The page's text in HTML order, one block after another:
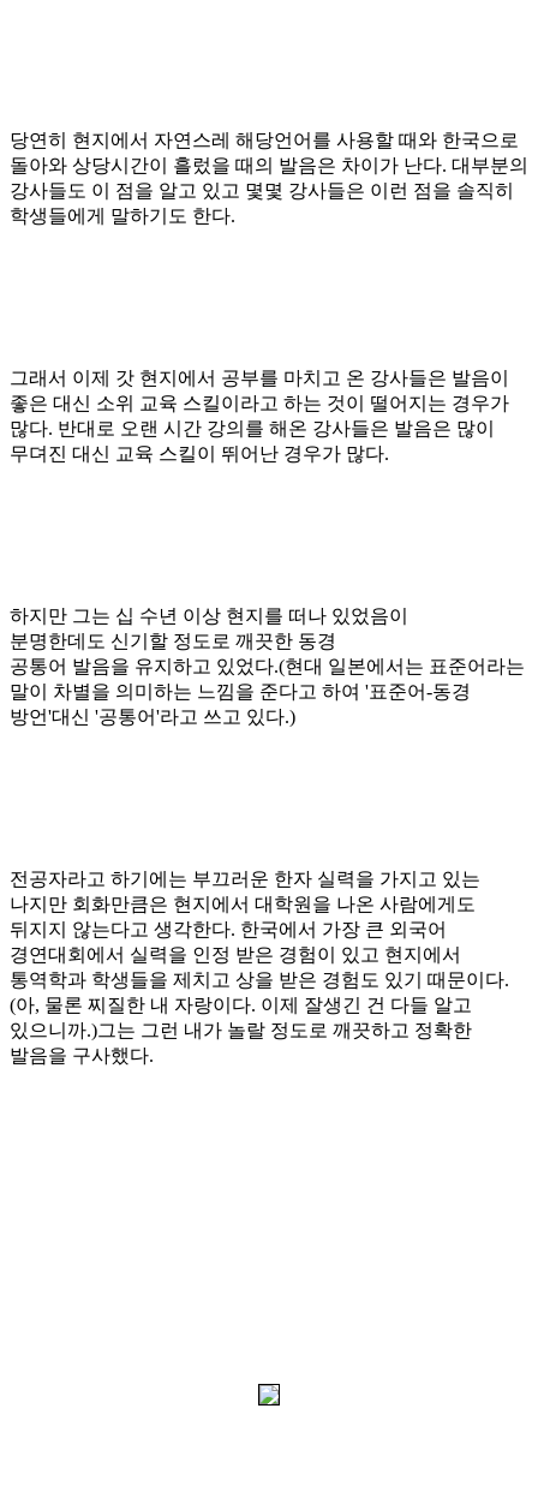
당연히 현지에서 자연스레 해당언어를 사용할 때와 한국으로
돌아와 상당시간이 흘렀을 때의 발음은 차이가 난다. 대부분의
강사들도 이 점을 알고 있고 몇몇 강사들은 이런 점을 솔직히
학생들에게 말하기도 한다.
그래서 이제 갓 현지에서 공부를 마치고 온 강사들은 발음이
좋은 대신 소위 교육 스킬이라고 하는 것이
떨어지는 경우가
많다. 반대로 오랜 시간 강의를 해온 강사들은 발음은 많이
무뎌진 대신 교육 스킬이 뛰어난 경우가 많다.
하지만 그는 십 수년 이상 현지를 떠나 있었음이
분명한데도 신기할 정도로 깨끗한 동경
공통어 발음을 유지하고 있었다.(현대 일본에서는 표준어라는
말이 차별을 의미하는 느낌을 준다고 하여 '표준어-동경
방언'대신 '공통어'라고 쓰고 있다.)
전공자라고 하기에는 부끄러운 한자 실력을 가지고 있는
나지만 회화만큼은 현지에서 대학원을 나온 사람에게도
뒤지지 않는다고 생각한다. 한국에서 가장 큰 외국어
경연대회에서 실력을 인정 받은 경험이 있고 현지에서
통역학과 학생들을 제치고 상을 받은 경험도 있기 때문이다.
(아, 물론 찌질한 내 자랑이다. 이제 잘생긴 건 다들 알고
있으니까.)그는 그런 내가 놀랄 정도로 깨끗하고 정확한
발음을 구사했다.